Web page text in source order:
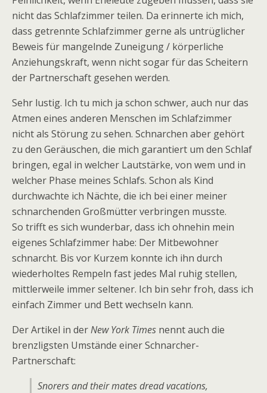
nicht das Schlafzimmer teilen. Da erinnerte ich mich,
dass getrennte Schlafzimmer gerne als untrüglicher
Beweis für mangelnde Zuneigung / körperliche
Anziehungskraft, wenn nicht sogar für das Scheitern
der Partnerschaft gesehen werden.
Sehr lustig. Ich tu mich ja schon schwer, auch nur das
Atmen eines anderen Menschen im Schlafzimmer
nicht als Störung zu sehen. Schnarchen aber gehört
zu den Geräuschen, die mich garantiert um den Schlaf
bringen, egal in welcher Lautstärke, von wem und in
welcher Phase meines Schlafs. Schon als Kind
durchwachte ich Nächte, die ich bei einer meiner
schnarchenden Großmütter verbringen musste.
So trifft es sich wunderbar, dass ich ohnehin mein
eigenes Schlafzimmer habe: Der Mitbewohner
schnarcht. Bis vor Kurzem konnte ich ihn durch
wiederholtes Rempeln fast jedes Mal ruhig stellen,
mittlerweile immer seltener. Ich bin sehr froh, dass ich
einfach Zimmer und Bett wechseln kann.
Der Artikel in derNew York Times nennt auch die
brenzligsten Umstände einer Schnarcher-
Partnerschaft:
Snorers and their mates dread vacations,